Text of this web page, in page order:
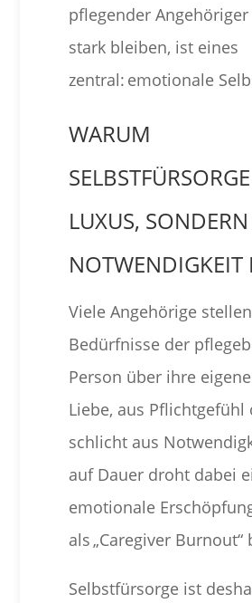
pflegender
stark bleiben, ist eines
zentral: emotionale
WARUM
LUXUS,
NOTWENDIGKEIT
Viele Angehörige
Bedürfnisse der
Person über ihre
Liebe, aus Pflichtgefühl
schlicht aus
auf Dauer droht dabei
emotionale
als „Caregiver Burnout“
Selbstfürsorge ist